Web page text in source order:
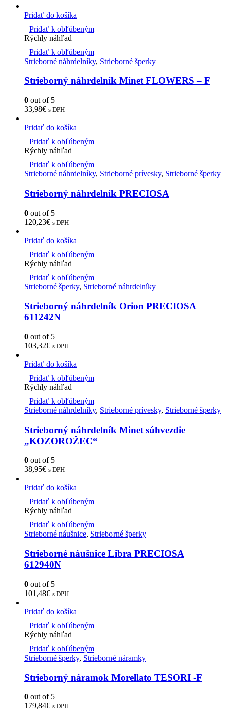
Pridať do košíka
Pridať k obľúbeným
Rýchly náhľad
Pridať k obľúbeným
Strieborné náhrdelníky, Strieborné šperky
Strieborný náhrdelník Minet FLOWERS – F
0 out of 5
33,98€ s DPH
Pridať do košíka
Pridať k obľúbeným
Rýchly náhľad
Pridať k obľúbeným
Strieborné náhrdelníky, Strieborné prívesky, Strieborné šperky
Strieborný náhrdelník PRECIOSA
0 out of 5
120,23€ s DPH
Pridať do košíka
Pridať k obľúbeným
Rýchly náhľad
Pridať k obľúbeným
Strieborné šperky, Strieborné náhrdelníky
Strieborný náhrdelník Orion PRECIOSA
611242N
0 out of 5
103,32€ s DPH
Pridať do košíka
Pridať k obľúbeným
Rýchly náhľad
Pridať k obľúbeným
Strieborné náhrdelníky, Strieborné prívesky, Strieborné šperky
Strieborný náhrdelník Minet súhvezdie
„KOZOROŽEC“
0 out of 5
38,95€ s DPH
Pridať do košíka
Pridať k obľúbeným
Rýchly náhľad
Pridať k obľúbeným
Strieborné náušnice, Strieborné šperky
Strieborné náušnice Libra PRECIOSA
612940N
0 out of 5
101,48€ s DPH
Pridať do košíka
Pridať k obľúbeným
Rýchly náhľad
Pridať k obľúbeným
Strieborné šperky, Strieborné náramky
Strieborný náramok Morellato TESORI -F
0 out of 5
179,84€ s DPH